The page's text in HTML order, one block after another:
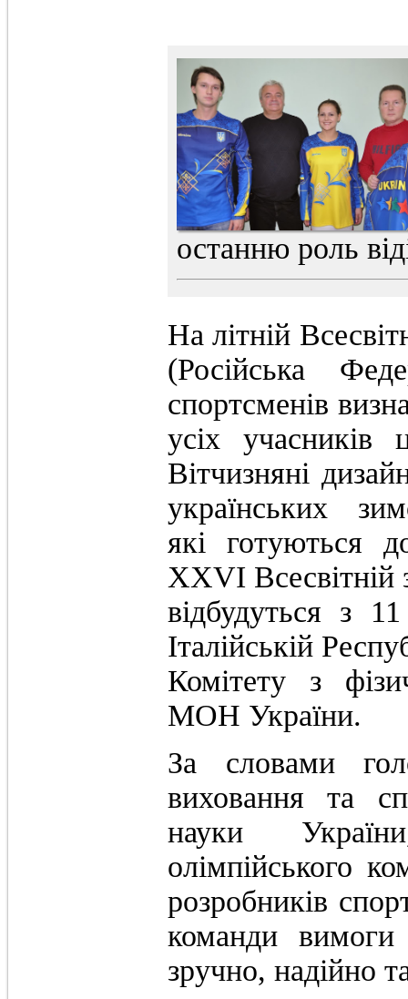
останню роль
На літній
(Російська
спортсменів
усіх учасників
Вітчизняні
українських
які готуються
ХХVІ Всесвітній
відбудуться з
Італійській
Комітету з
МОН України.
За словами
виховання та
науки
олімпійського
розробників
команди
зручно, надійно